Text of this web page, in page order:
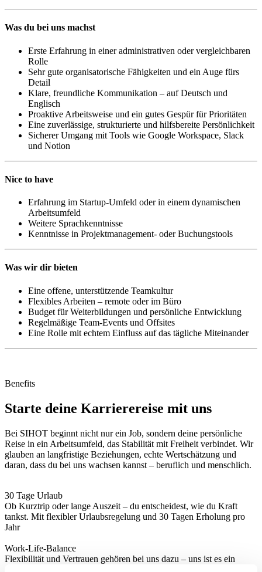
Was du bei uns machst
Erste Erfahrung in einer administrativen oder vergleichbaren
Rolle
Sehr gute organisatorische Fähigkeiten und ein Auge fürs
Detail
Klare, freundliche Kommunikation – auf Deutsch und
Englisch
Proaktive Arbeitsweise und ein gutes Gespür für Prioritäten
Eine zuverlässige, strukturierte und hilfsbereite Persönlichkeit
Sicherer Umgang mit Tools wie Google Workspace, Slack
und Notion
Nice to have
Erfahrung im Startup-Umfeld oder in einem dynamischen
Arbeitsumfeld
Weitere Sprachkenntnisse
Kenntnisse in Projektmanagement- oder Buchungstools
Was wir dir bieten
Eine offene, unterstützende Teamkultur
Flexibles Arbeiten – remote oder im Büro
Budget für Weiterbildungen und persönliche Entwicklung
Regelmäßige Team-Events und Offsites
Eine Rolle mit echtem Einfluss auf das tägliche Miteinander
Benefits
Starte deine Karrierereise mit uns
Bei SIHOT beginnt nicht nur ein Job, sondern deine persönliche
Reise in ein Arbeitsumfeld, das Stabilität mit Freiheit verbindet. Wir
glauben an langfristige Beziehungen, echte Wertschätzung und
daran, dass du bei uns wachsen kannst – beruflich und menschlich.
30 Tage Urlaub
Ob Kurztrip oder lange Auszeit – du entscheidest, wie du Kraft
tankst. Mit flexibler Urlaubsregelung und 30 Tagen Erholung pro
Jahr
Work-Life-Balance
Flexibilität und Vertrauen gehören bei uns dazu – uns ist es ein